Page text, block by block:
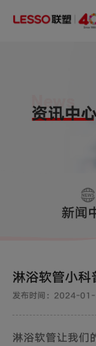
新闻
淋浴软管小
发布时间：2024-
淋浴软管让我们